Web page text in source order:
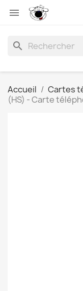

search
Accueil Cartes
(HS) - Carte